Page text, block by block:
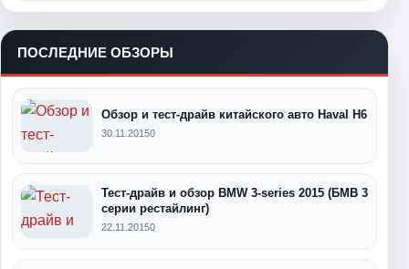
ПОСЛЕДНИЕ ОБЗОРЫ
Обзор и тест-драйв китайского авто Haval H6
30.11.20150
Тест-драйв и обзор BMW 3-series 2015 (БМВ 3
серии рестайлинг)
22.11.20150